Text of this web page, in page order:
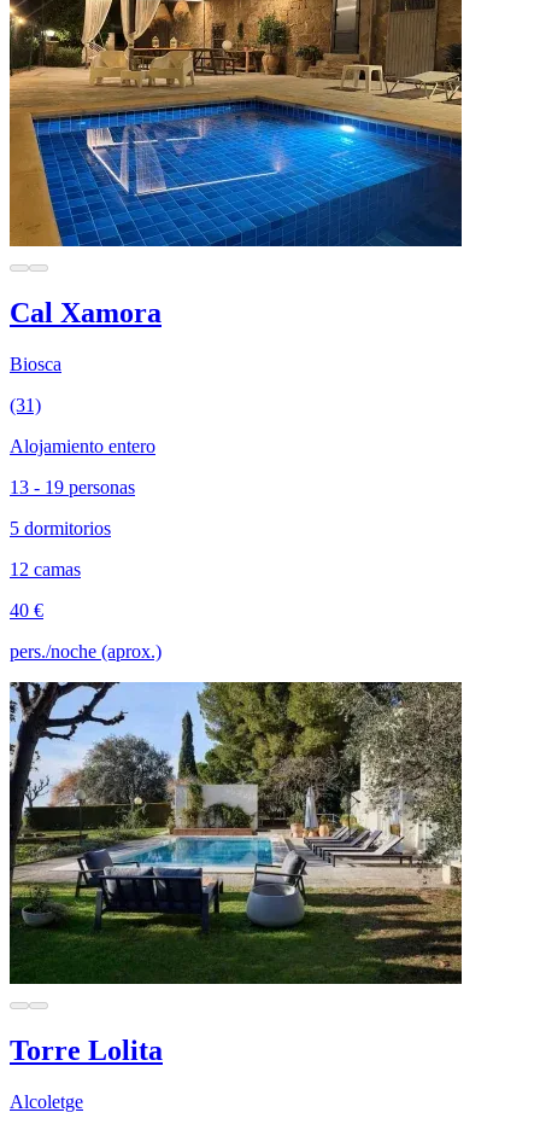
Cal Xamora
Biosca
(31)
Alojamiento entero
13 - 19 personas
5 dormitorios
12 camas
40 €
pers./noche (aprox.)
Torre Lolita
Alcoletge